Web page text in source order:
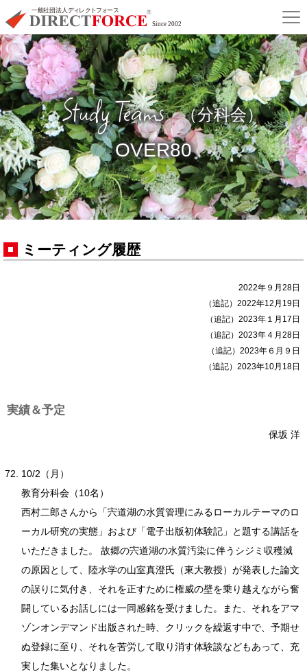
Study Teams （分科会）
OVER80
ミーティング履歴
2022年９月28日
（追記）2022年12月19日
（追記）2023年１月17日
（追記）2023年４月28日
（追記）2023年６月９日
（追記）2023年10月18日
実績＆予定
保坂 洋
10/2（月）
教育分科会（10名）
西村二郎さんから「宍道湖の水質管理にみるローカルテーマのロ
ーカル研究の実態」および「電子出版初体験記」と題する講話を
いただきました。 故郷の宍道湖の水質汚染に伴うシジミ収穫減
の原因として、陸水学の山室真澄氏（東大教授）が発表した論文
の誤りに気付き、それを正すために権威の壁を乗り越えながら奮
闘しているお話しには一同感銘を受けました。また、それをアマ
ゾンオンデマンド出版された時、クリックを繰返す中で、予期せ
ぬ登録に至り、それを苦労して取り消す体験談などもあって、充
実した集いとなりました。